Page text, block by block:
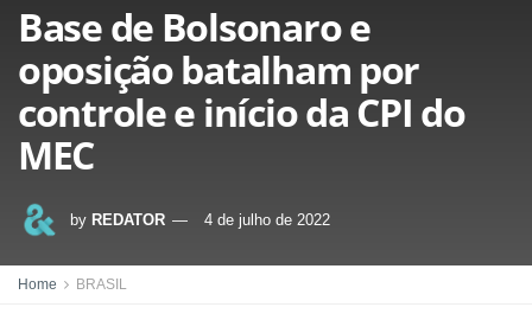
Base de Bolsonaro e
oposição batalham por
controle e início da CPI do
MEC
by REDATOR 4 de julho de 2022
Home BRASIL